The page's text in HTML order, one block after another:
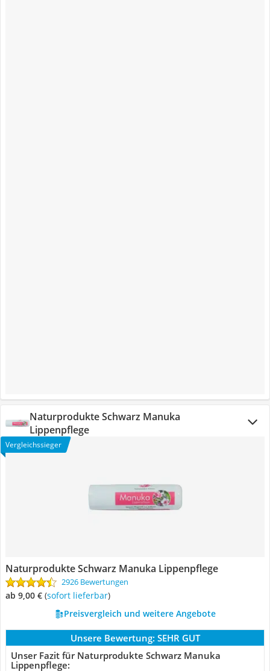
Naturprodukte Schwarz Manuka
Lippenpflege
Vergleichssieger
Naturprodukte Schwarz Manuka Lippenpflege
2926 Bewertungen
ab 9,00 € ( Sofort lieferbar)
Preisvergleich und weitere Angebote
Unsere Bewertung: SEHR GUT
Unser Fazit für Naturprodukte Schwarz Manuka
Lippenpflege: